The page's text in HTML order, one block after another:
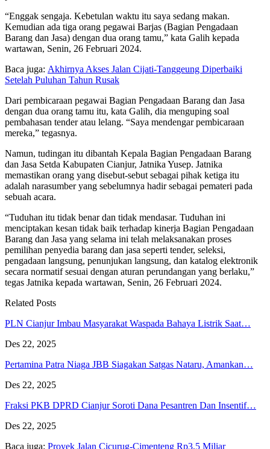
“Enggak sengaja. Kebetulan waktu itu saya sedang makan.
Kemudian ada tiga orang pegawai Barjas (Bagian Pengadaan
Barang dan Jasa) dengan dua orang tamu,” kata Galih kepada
wartawan, Senin, 26 Februari 2024.
Baca juga: Akhirnya Akses Jalan Cijati-Tanggeung Diperbaiki
Setelah Puluhan Tahun Rusak
Dari pembicaraan pegawai Bagian Pengadaan Barang dan Jasa
dengan dua orang tamu itu, kata Galih, dia menguping soal
pembahasan tender atau lelang. “Saya mendengar pembicaraan
mereka,” tegasnya.
Namun, tudingan itu dibantah Kepala Bagian Pengadaan Barang
dan Jasa Setda Kabupaten Cianjur, Jatnika Yusep. Jatnika
memastikan orang yang disebut-sebut sebagai pihak ketiga itu
adalah narasumber yang sebelumnya hadir sebagai pemateri pada
sebuah acara.
“Tuduhan itu tidak benar dan tidak mendasar. Tuduhan ini
menciptakan kesan tidak baik terhadap kinerja Bagian Pengadaan
Barang dan Jasa yang selama ini telah melaksanakan proses
pemilihan penyedia barang dan jasa seperti tender, seleksi,
pengadaan langsung, penunjukan langsung, dan katalog elektronik
secara normatif sesuai dengan aturan perundangan yang berlaku,”
tegas Jatnika kepada wartawan, Senin, 26 Februari 2024.
Related Posts
PLN Cianjur Imbau Masyarakat Waspada Bahaya Listrik Saat…
Des 22, 2025
Pertamina Patra Niaga JBB Siagakan Satgas Nataru, Amankan…
Des 22, 2025
Fraksi PKB DPRD Cianjur Soroti Dana Pesantren Dan Insentif…
Des 22, 2025
Baca juga: Proyek Jalan Cicurug-Cimenteng Rp3,5 Miliar